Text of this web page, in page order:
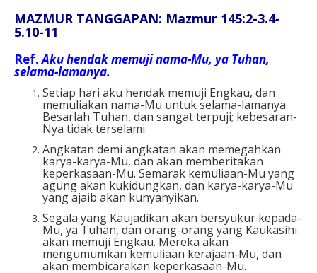
MAZMUR TANGGAPAN: Mazmur 145:2-3.4-
5.10-11
Ref.Aku hendak memuji nama-Mu, ya Tuhan,
selama-lamanya.
Setiap hari aku hendak memuji Engkau, dan
memuliakan nama-Mu untuk selama-lamanya.
Besarlah Tuhan, dan sangat terpuji; kebesaran-
Nya tidak terselami.
Angkatan demi angkatan akan memegahkan
karya-karya-Mu, dan akan memberitakan
keperkasaan-Mu. Semarak kemuliaan-Mu yang
agung akan kukidungkan, dan karya-karya-Mu
yang ajaib akan kunyanyikan.
Segala yang Kaujadikan akan bersyukur kepada-
Mu, ya Tuhan, dan orang-orang yang Kaukasihi
akan memuji Engkau. Mereka akan
mengumumkan kemuliaan kerajaan-Mu, dan
akan membicarakan keperkasaan-Mu.